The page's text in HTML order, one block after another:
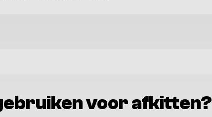
voor afkitten?